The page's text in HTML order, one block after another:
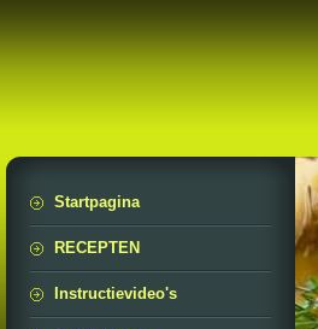
Startpagina
RECEPTEN
Instructievideo's